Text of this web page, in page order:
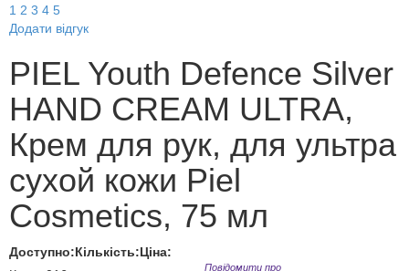
1 2 3 4 5
Додати відгук
PIEL Youth Defence Silver
HAND CREAM ULTRA,
Крем для рук, для ультра
сухой кожи Piel
Cosmetics, 75 мл
Доступно:Кількість:Ціна:
Повідомити про